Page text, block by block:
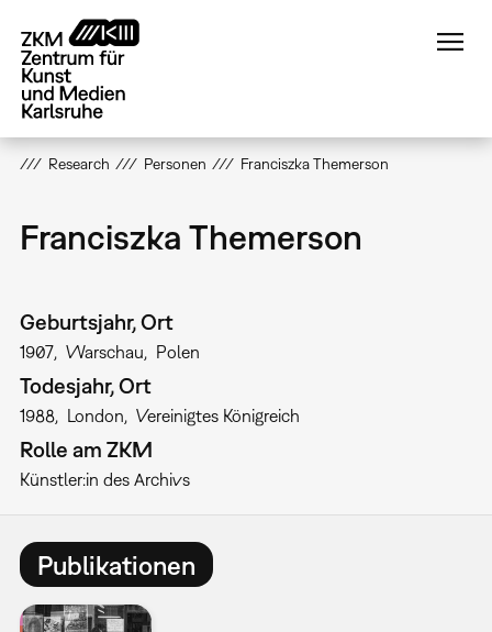
zum
Inhalt
Research Personen Franciszka Themerson
Franciszka Themerson
Geburtsjahr, Ort
1907 Warschau Polen
Todesjahr, Ort
1988 London Vereinigtes Königreich
Rolle am ZKM
Künstler:in des Archivs
Publikationen